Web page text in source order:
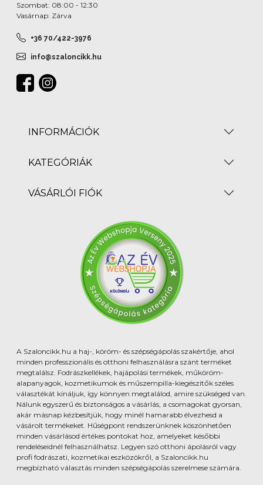
Szombat: 08:00 - 12:30
Vasárnap: Zárva
+36 70/422-3976
info@szaloncikk.hu
INFORMÁCIÓK
KATEGÓRIÁK
VÁSÁRLÓI FIÓK
A Szaloncikk.hu a haj-, köröm- és szépségápolás szakértője, ahol
minden professzionális és otthoni felhasználásra szánt terméket
megtalálsz. Fodrászkellékek, hajápolási termékek, műköröm-
alapanyagok, kozmetikumok és műszempilla-kiegészítők széles
választékát kínáljuk, így könnyen megtalálod, amire szükséged van.
Nálunk egyszerű és biztonságos a vásárlás, a csomagokat gyorsan,
akár másnap kézbesítjük, hogy minél hamarabb élvezhesd a
vásárolt termékeket. Hűségpont rendszerünknek köszönhetően
minden vásárlásod értékes pontokat hoz, amelyeket későbbi
rendeléseidnél felhasználhatsz. Legyen szó otthoni ápolásról vagy
profi fodrászati, kozmetikai eszközökről, a Szaloncikk.hu
megbízható választás minden szépségápolás szerelmese számára.